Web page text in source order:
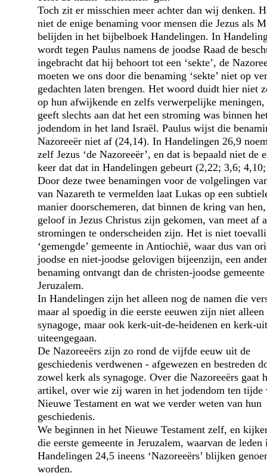
Toch zit er misschien meer achter dan wij denken.
niet de enige benaming voor mensen die Jezus als
belijden in het bijbelboek Handelingen. In
wordt tegen Paulus namens de joodse Raad de
ingebracht dat hij behoort tot een ‘sekte’, de
moeten we ons door die benaming ‘sekte’ niet op
gedachten laten brengen. Het woord duidt hier niet
op hun afwijkende en zelfs verwerpelijke meningen,
geeft slechts aan dat het een stroming was binnen
jodendom in het land Israël. Paulus wijst die
Nazoreeër niet af (24,14). In Handelingen 26,9
zelf Jezus ‘de Nazoreeër’, en dat is bepaald niet de
keer dat dat in Handelingen gebeurt (2,22; 3,6;
Door deze twee benamingen voor de volgelingen
van Nazareth te vermelden laat Lukas op een
manier doorschemeren, dat binnen de kring van
geloof in Jezus Christus zijn gekomen, van meet af
stromingen te onderscheiden zijn. Het is niet
‘gemengde’ gemeente in Antiochië, waar dus van
joodse en niet-joodse gelovigen bijeenzijn, een
benaming ontvangt dan de christen-joodse
Jeruzalem.
In Handelingen zijn het alleen nog de namen die
maar al spoedig in die eerste eeuwen zijn niet alleen
synagoge, maar ook kerk-uit-de-heidenen en kerk-
uiteengegaan.
De Nazoreeërs zijn zo rond de vijfde eeuw uit de
geschiedenis verdwenen - afgewezen en bestreden
zowel kerk als synagoge. Over die Nazoreeërs gaat
artikel, over wie zij waren in het jodendom ten tijde
Nieuwe Testament en wat we verder weten van hun
geschiedenis.
We beginnen in het Nieuwe Testament zelf, en
die eerste gemeente in Jeruzalem, waarvan de leden
Handelingen 24,5 ineens ‘Nazoreeërs’ blijken
worden.